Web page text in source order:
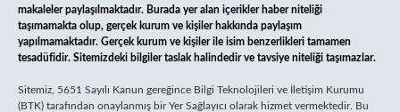
makaleler paylaşılmaktadır. Burada yer alan içerikler haber niteliği
taşımamakta olup, gerçek kurum ve kişiler hakkında paylaşım
yapılmamaktadır. Gerçek kurum ve kişiler ile isim benzerlikleri tamamen
tesadüfidir. Sitemizdeki bilgiler taslak halindedir ve tavsiye niteliği taşımazlar.
Sitemiz, 5651 Sayılı Kanun gereğince Bilgi Teknolojileri ve İletişim Kurumu
(BTK) tarafından onaylanmış bir Yer Sağlayıcı olarak hizmet vermektedir. Bu